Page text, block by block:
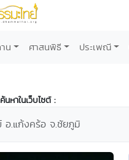
น ศาสนพิธี ประเพณี
ค้นหาในเว็บไซต์ :
อ.แก้งคร้อ จ.ชัยภูมิ